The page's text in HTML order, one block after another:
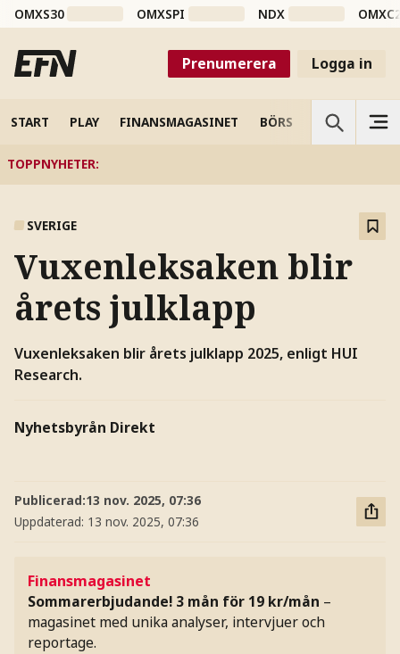
OMXS30 OMXSPI NDX
Prenumerera Logga in
START PLAY FINANSMAGASINET BÖRS VETENSKAP
TOPPNYHETER:
SVERIGE
Vuxenleksaken blir
årets julklapp
Vuxenleksaken blir årets julklapp 2025, enligt HUI
Research.
Nyhetsbyrån Direkt
Publicerad:13 nov. 2025, 07:36
Uppdaterad: 13 nov. 2025, 07:36
Finansmagasinet
Sommarerbjudande! 3 mån för 19 kr/mån –
magasinet med unika analyser, intervjuer och
reportage.